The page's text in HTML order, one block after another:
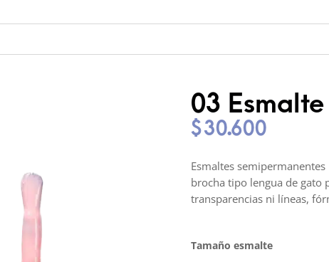
03
$30.600
Esmaltes
brocha tipo lengua de gato
transparencias ni líneas,
Tamaño esmalte